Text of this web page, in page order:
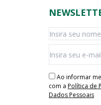
Ao informar
com a Política de
Dados Pessoais